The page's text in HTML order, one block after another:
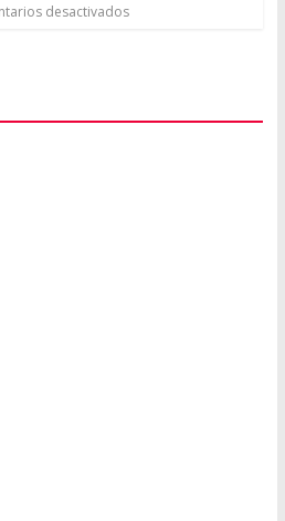
desactivados